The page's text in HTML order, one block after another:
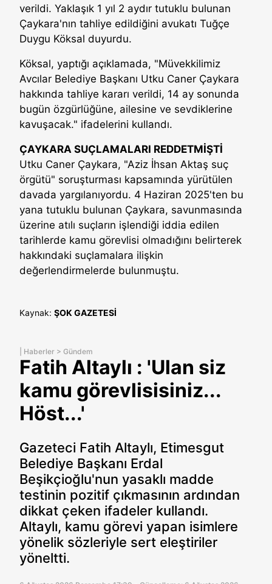
verildi. Yaklaşık 1 yıl 2 aydır tutuklu bulunan
Çaykara'nın tahliye edildiğini avukatı Tuğçe
Duygu Köksal duyurdu.
Köksal, yaptığı açıklamada, "Müvekkilimiz
Avcılar Belediye Başkanı Utku Caner Çaykara
hakkında tahliye kararı verildi, 14 ay sonunda
bugün özgürlüğüne, ailesine ve sevdiklerine
kavuşacak." ifadelerini kullandı.
ÇAYKARA SUÇLAMALARI REDDETMİŞTİ
Utku Caner Çaykara, "Aziz İhsan Aktaş suç
örgütü" soruşturması kapsamında yürütülen
davada yargılanıyordu. 4 Haziran 2025'ten bu
yana tutuklu bulunan Çaykara, savunmasında
üzerine atılı suçların işlendiği iddia edilen
tarihlerde kamu görevlisi olmadığını belirterek
hakkındaki suçlamalara ilişkin
değerlendirmelerde bulunmuştu.
Kaynak: ŞOK GAZETESİ
Haberler > Gündem
Fatih Altaylı : 'Ulan siz
kamu görevlisisiniz...
Höst...'
Gazeteci Fatih Altaylı, Etimesgut
Belediye Başkanı Erdal
Beşikçioğlu'nun yasaklı madde
testinin pozitif çıkmasının ardından
dikkat çeken ifadeler kullandı.
Altaylı, kamu görevi yapan isimlere
yönelik sözleriyle sert eleştiriler
yöneltti.